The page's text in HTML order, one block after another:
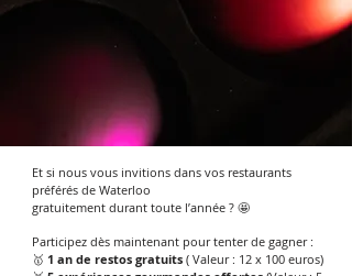
Et si nous vous invitions dans vos restaurants
préférés de Waterloo
gratuitement durant toute l’année ? 🤩
Participez dès maintenant pour tenter de gagner :
🥇 1 an de restos gratuits ( Valeur : 12 x 100 euros)